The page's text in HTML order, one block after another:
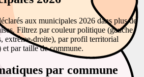
aux municipales 2026 dans plus de
Filtrez par couleur politique (gauche,
extrême-droite), par profil territorial
par taille de commune.
par commune